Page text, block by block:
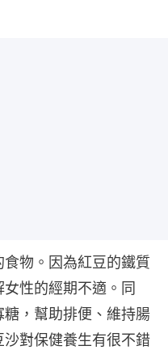
物。因為紅豆的鐵質
性的經期不適。同
，幫助排便、維持腸
對保健養生有很不錯